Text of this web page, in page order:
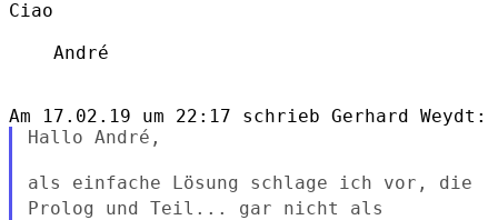
Ciao
André
Hallo André,
als einfache Lösung schlage ich vor, die
Prolog und Teil... gar nicht als